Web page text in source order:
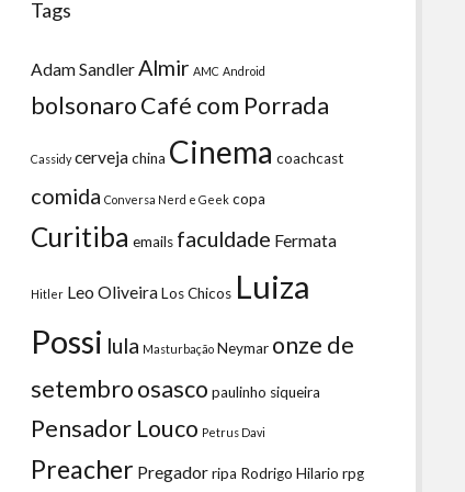
Tags
Adam Sandler Almir AMC Android
bolsonaroCafé com Porrada
Cassidy cervejachina Cinema coachcast
comida Conversa Nerd e Geek copa
Curitiba emails faculdade Fermata
Hitler Leo OliveiraLos Chicos Luiza
Possi lula Masturbação Neymar onze de
setembroosasco paulinho siqueira
Pensador Louco Petrus Davi
Preacher Pregadorripa Rodrigo Hilario rpg